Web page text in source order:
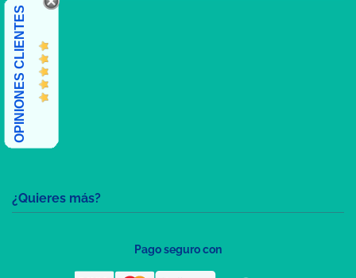
¿Quieres más?
OPINIONES CLIENTES
Pago seguro con